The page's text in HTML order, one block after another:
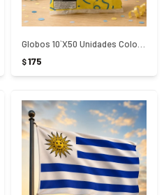
$175